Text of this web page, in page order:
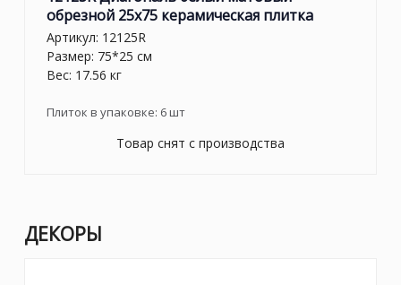
обрезной 25х75 керамическая плитка
Артикул: 12125R
Размер: 75*25 см
Вес: 17.56 кг
Плиток в упаковке: 6шт
Товар снят с производства
ДЕКОРЫ